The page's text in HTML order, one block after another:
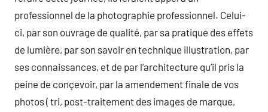
professionnel de la photographie professionnel. Celui-
ci, par son ouvrage de qualité, par sa pratique des effets
de lumière, par son savoir en technique illustration, par
ses connaissances, et de par l’architecture qu’il pris la
peine de conçevoir, par la amendement finale de vos
photos ( tri, post-traitement des images de marque,